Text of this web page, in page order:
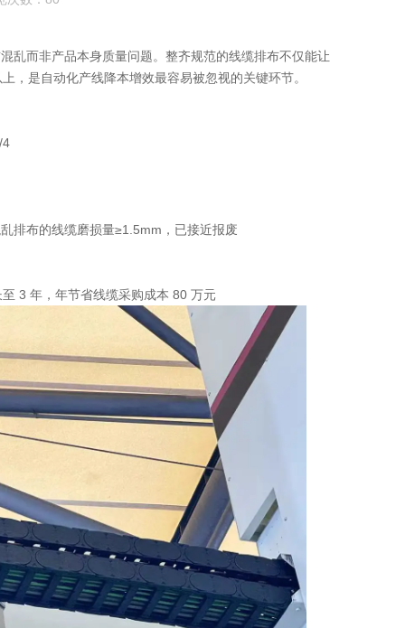
乱而非产品本身质量问题。整齐规范的线缆排布不仅能让
，是自动化产线降本增效最容易被忽视的关键环节。
4
排布的线缆磨损量≥1.5mm，已接近报废
3 年，年节省线缆采购成本 80 万元